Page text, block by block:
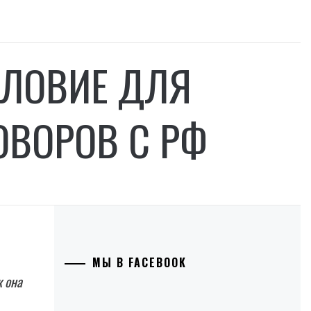
ДЛЯ
С РФ
она
МЫ В FACEBOOK